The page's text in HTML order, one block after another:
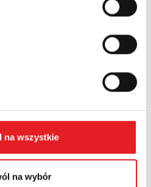
na wszystkie
na wybór
moich danych
S.A. Więcej informacji na
danych osobowych w